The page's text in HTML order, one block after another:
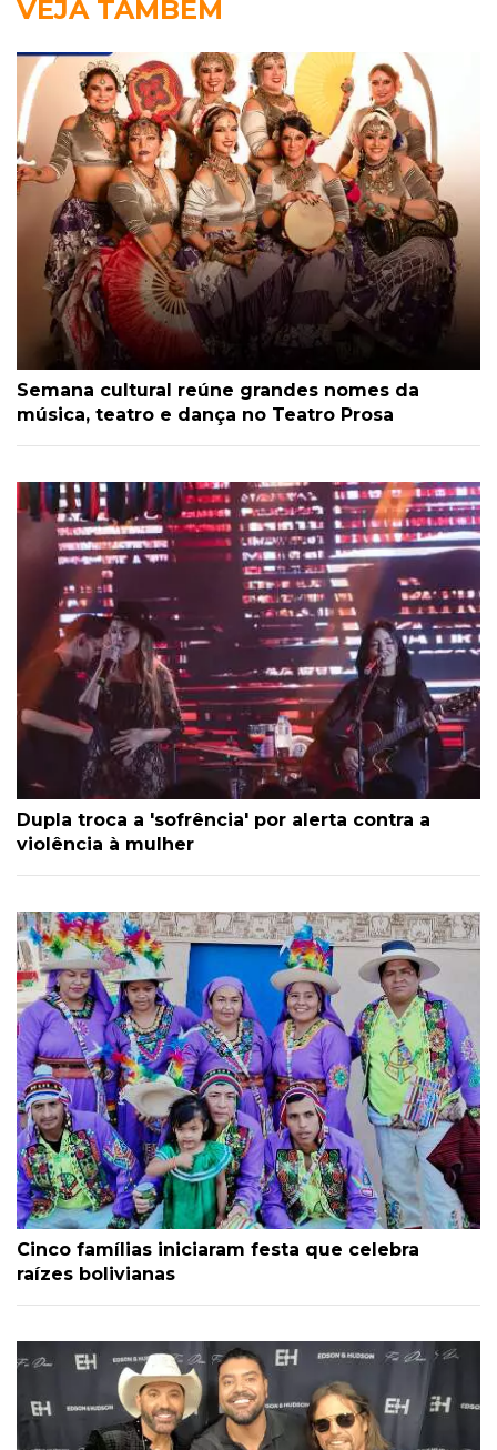
VEJA TAMBÉM
Semana cultural reúne grandes nomes da
música, teatro e dança no Teatro Prosa
Dupla troca a 'sofrência' por alerta contra a
violência à mulher
Cinco famílias iniciaram festa que celebra
raízes bolivianas